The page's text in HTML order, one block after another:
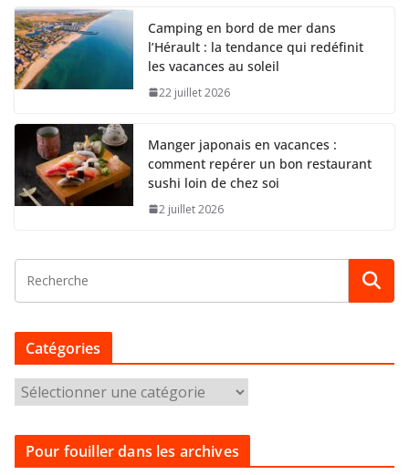
Camping en bord de mer dans
l’Hérault : la tendance qui redéfinit
les vacances au soleil
22 juillet 2026
Manger japonais en vacances :
comment repérer un bon restaurant
sushi loin de chez soi
2 juillet 2026
Catégories
a
t
Pour fouiller dans les archives